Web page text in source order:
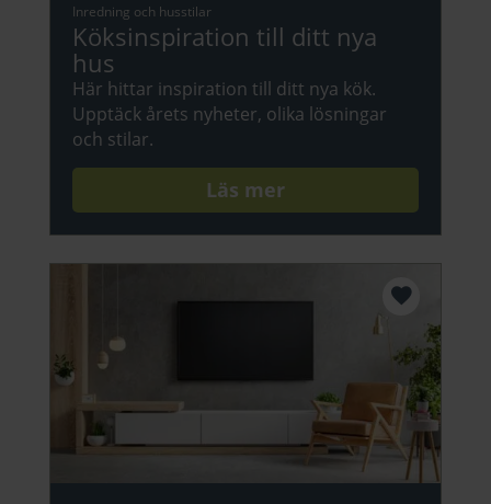
Inredning och husstilar
Köksinspiration till ditt nya
hus
Här hittar inspiration till ditt nya kök.
Upptäck årets nyheter, olika lösningar
och stilar.
Läs mer